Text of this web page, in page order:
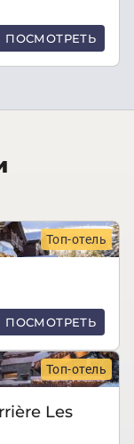
ПОСМОТРЕТЬ
Топ-отель
ПОСМОТРЕТЬ
Топ-отель
Les